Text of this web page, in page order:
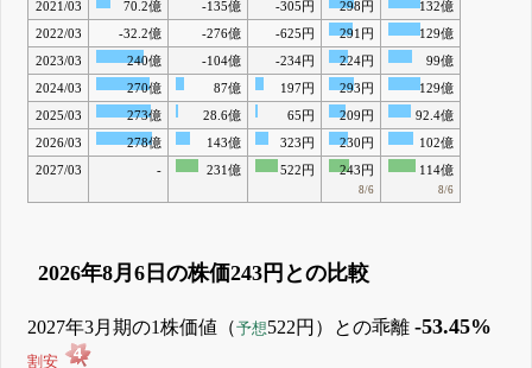
2021/03
70.2億 -135億 -305円 298円
132億
2022/03
-32.2億 -276億 -625円 291円
129億
2023/03
240億 -104億 -234円 224円
99億
2024/03
270億 87億 197円 293円
129億
2025/03
273億 28.6億 65円 209円
92.4億
2026/03
278億 143億 323円 230円
102億
2027/03
- 231億 522円 243円
8/6
114億
8/6
2026年8月6日の株価243円との比較
2027年3月期の1株価値（予想522円）との乖離-53.45%
割安